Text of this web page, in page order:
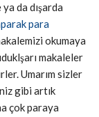
da dışarda
para
okumaya
makaleler
Umarım sizler
gibi artık
çok paraya